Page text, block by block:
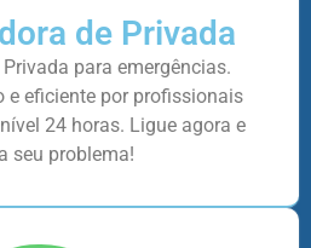
de Privada
para emergências.
e eficiente por profissionais
24 horas. Ligue agora e
seu problema!